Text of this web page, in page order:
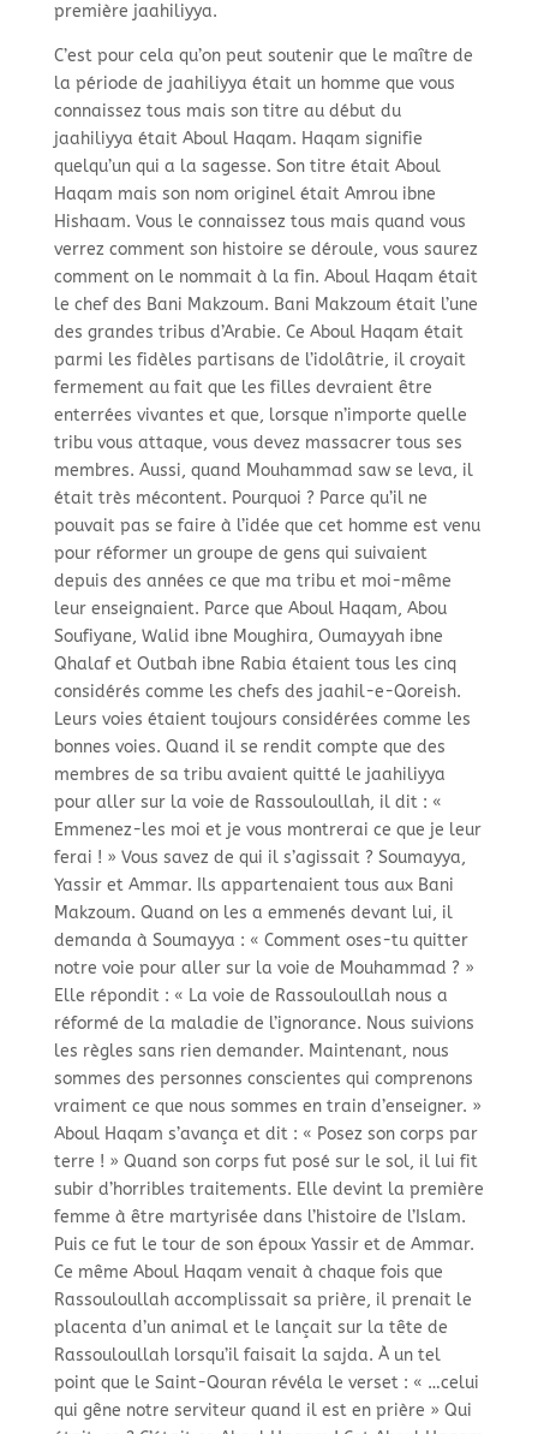
première jaahiliyya.
C’est pour cela qu’on peut soutenir que le maître de
la période de jaahiliyya était un homme que vous
connaissez tous mais son titre au début du
jaahiliyya était Aboul Haqam. Haqam signifie
quelqu’un qui a la sagesse. Son titre était Aboul
Haqam mais son nom originel était Amrou ibne
Hishaam. Vous le connaissez tous mais quand vous
verrez comment son histoire se déroule, vous saurez
comment on le nommait à la fin. Aboul Haqam était
le chef des Bani Makzoum. Bani Makzoum était l’une
des grandes tribus d’Arabie. Ce Aboul Haqam était
parmi les fidèles partisans de l’idolâtrie, il croyait
fermement au fait que les filles devraient être
enterrées vivantes et que, lorsque n’importe quelle
tribu vous attaque, vous devez massacrer tous ses
membres. Aussi, quand Mouhammad saw se leva, il
était très mécontent. Pourquoi ? Parce qu’il ne
pouvait pas se faire à l’idée que cet homme est venu
pour réformer un groupe de gens qui suivaient
depuis des années ce que ma tribu et moi-même
leur enseignaient. Parce que Aboul Haqam, Abou
Soufiyane, Walid ibne Moughira, Oumayyah ibne
Qhalaf et Outbah ibne Rabia étaient tous les cinq
considérés comme les chefs des jaahil-e-Qoreish.
Leurs voies étaient toujours considérées comme les
bonnes voies. Quand il se rendit compte que des
membres de sa tribu avaient quitté le jaahiliyya
pour aller sur la voie de Rassouloullah, il dit : «
Emmenez-les moi et je vous montrerai ce que je leur
ferai ! » Vous savez de qui il s’agissait ? Soumayya,
Yassir et Ammar. Ils appartenaient tous aux Bani
Makzoum. Quand on les a emmenés devant lui, il
demanda à Soumayya : « Comment oses-tu quitter
notre voie pour aller sur la voie de Mouhammad ? »
Elle répondit : « La voie de Rassouloullah nous a
réformé de la maladie de l’ignorance. Nous suivions
les règles sans rien demander. Maintenant, nous
sommes des personnes conscientes qui comprenons
vraiment ce que nous sommes en train d’enseigner. »
Aboul Haqam s’avança et dit : « Posez son corps par
terre ! » Quand son corps fut posé sur le sol, il lui fit
subir d’horribles traitements. Elle devint la première
femme à être martyrisée dans l’histoire de l’Islam.
Puis ce fut le tour de son époux Yassir et de Ammar.
Ce même Aboul Haqam venait à chaque fois que
Rassouloullah accomplissait sa prière, il prenait le
placenta d’un animal et le lançait sur la tête de
Rassouloullah lorsqu’il faisait la sajda. À un tel
point que le Saint-Qouran révéla le verset : « …celui
qui gêne notre serviteur quand il est en prière » Qui